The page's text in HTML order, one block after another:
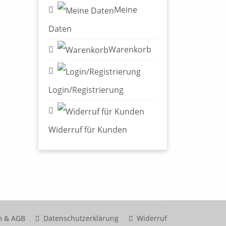
Meine
Daten
Warenkorb
Login/Registrierung
Widerruf für Kunden
& AGB Datenschutzerklärung Widerruf